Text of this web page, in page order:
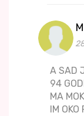
A SAD
94
MA
IM